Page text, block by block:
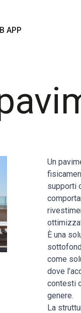
APP
Un
supporti
È una
come
dove
contesti
genere.
La